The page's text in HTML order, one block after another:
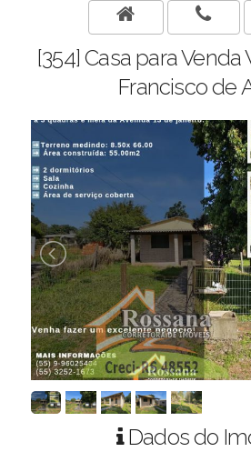
[354] Casa para Venda
Francisco de
Dados do